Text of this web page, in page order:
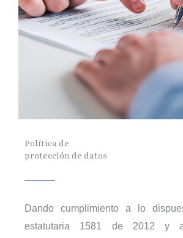
Política de
protección de datos
Dando cumplimiento a lo
estatutaria 1581 de 2012 y